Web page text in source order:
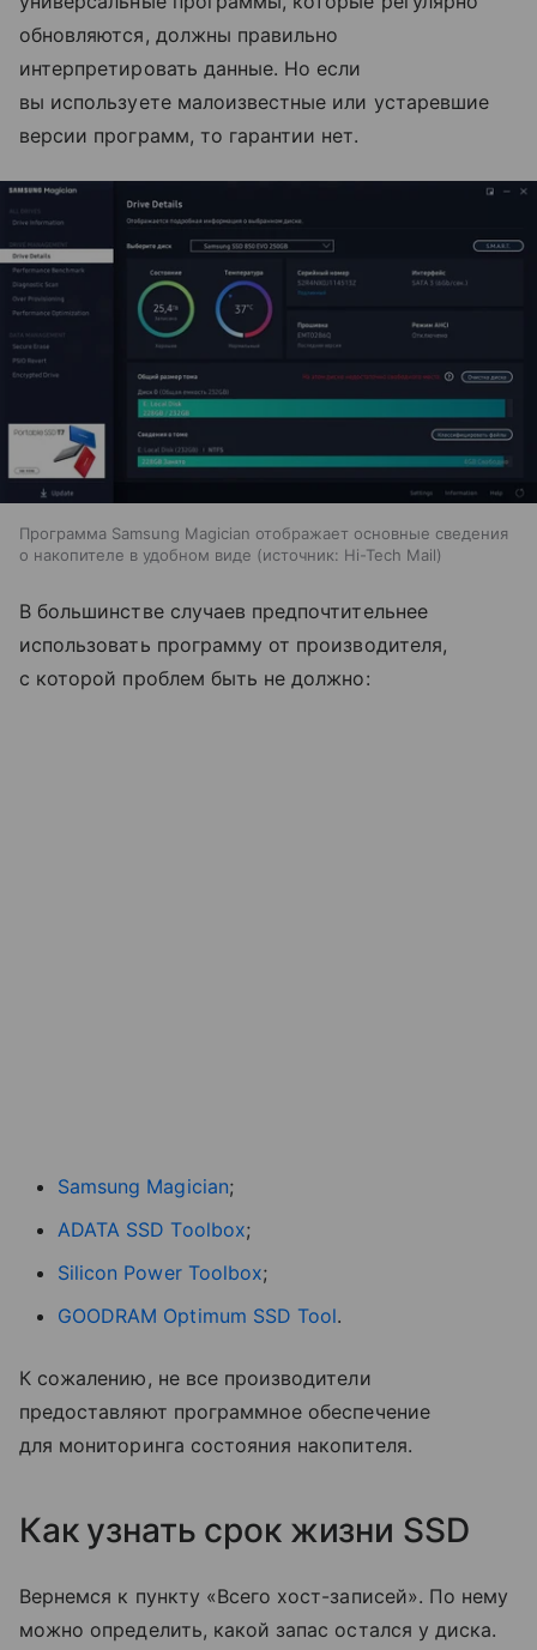
обновляются, должны правильно
интерпретировать данные. Но если
вы используете малоизвестные или устаревшие
версии программ, то гарантии нет.
Программа Samsung Magician отображает основные сведения
о накопителе в удобном виде
источник: Hi-Tech Mail
В большинстве случаев предпочтительнее
использовать программу от производителя,
с которой проблем быть не должно:
Samsung Magician;
ADATA SSD Toolbox;
Silicon Power Toolbox;
GOODRAM Optimum SSD Tool.
К сожалению, не все производители
предоставляют программное обеспечение
для мониторинга состояния накопителя.
Как узнать срок жизни SSD
Вернемся к пункту «Всего хост-записей». По нему
можно определить, какой запас остался у диска.